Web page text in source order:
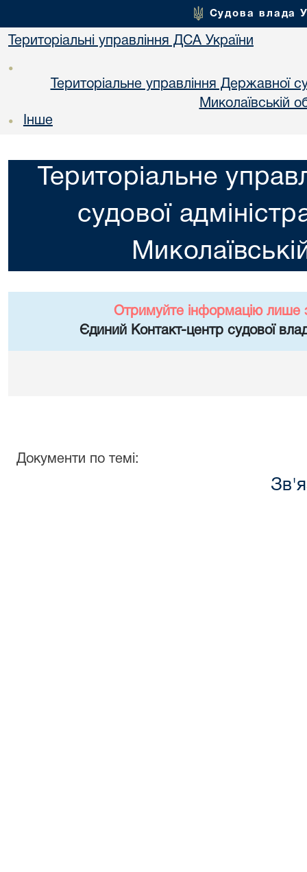
Судова влада
Територіальні управління ДСА України
•
Територіальне управління Державної
Миколаївській
• Інше
Територіальне
судової
Отримуйте інформацію лише
Єдиний Контакт-центр судової
Документи по темі: